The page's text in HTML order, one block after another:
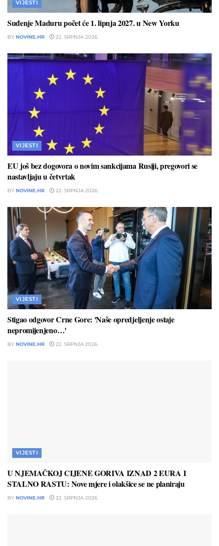
VIJESTI
Suđenje Maduru počet će 1. lipnja 2027. u New Yorku
BY NOVINE.HR 22. SRPNJA 2026.
VIJESTI
EU još bez dogovora o novim sankcijama Rusiji, pregovori se
nastavljaju u četvrtak
BY NOVINE.HR 22. SRPNJA 2026.
VIJESTI
Stigao odgovor Crne Gore: 'Naše opredjeljenje ostaje
nepromijenjeno…'
BY NOVINE.HR 22. SRPNJA 2026.
VIJESTI
U NJEMAČKOJ CIJENE GORIVA IZNAD 2 EURA I
STALNO RASTU: Nove mjere i olakšice se ne planiraju
BY NOVINE.HR 22. SRPNJA 2026.